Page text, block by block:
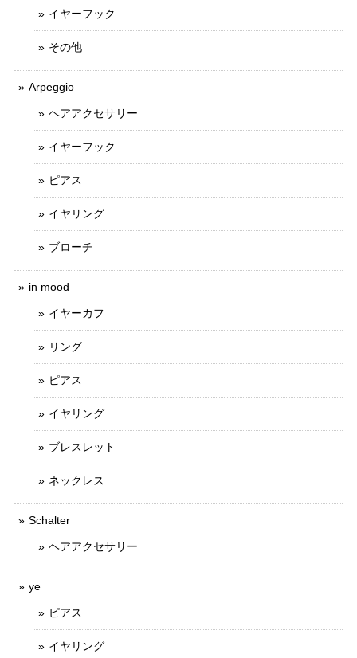
イヤーフック
その他
Arpeggio
ヘアアクセサリー
イヤーフック
ピアス
イヤリング
ブローチ
in mood
イヤーカフ
リング
ピアス
イヤリング
ブレスレット
ネックレス
Schalter
ヘアアクセサリー
ye
ピアス
イヤリング